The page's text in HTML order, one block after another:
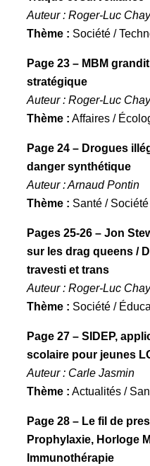
Auteur : Roger-Luc
Thème : Société /
Page 23 – MBM
stratégique
Auteur : Roger-Luc
Thème : Affaires /
Page 24 – Drogues
danger synthétique
Auteur : Arnaud Pontin
Thème : Santé /
Pages 25-26 – Jon
sur les drag queens /
travesti et trans
Auteur : Roger-Luc
Thème : Société /
Page 27 – SIDEP,
scolaire pour jeunes
Auteur : Carle Jasmin
Thème : Actualités /
Page 28 – Le fil de
Prophylaxie, Horloge
Immunothérapie